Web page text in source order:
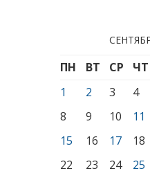
ПН ВТ СР ЧТ
1
2 3 4
8
9 10 11
15
16 17 18
22
23 24 25